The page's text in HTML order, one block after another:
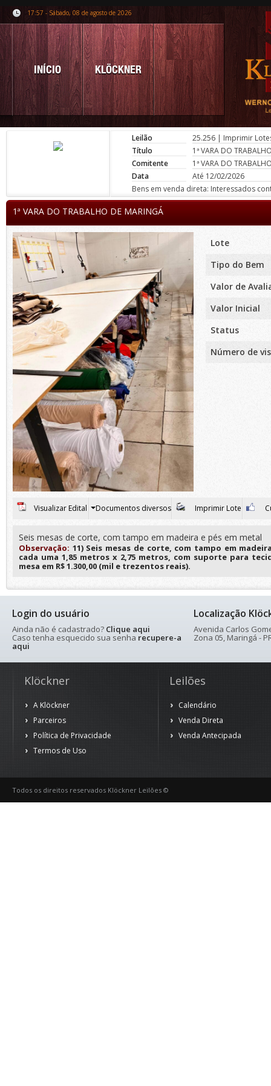
17:57 - Sábado, 08 de agosto de 2026
INÍCIO KLÖCKNER
Leilão 25.256 | Imprimir
Título
1ª VARA DO
Comitente
1ª VARA DO
Data
Até 12/02/2026
Bens em venda direta: Interessados
1ª VARA DO TRABALHO DE MARINGÁ
Lote
Tipo do Bem
Valor de
Valor Inicial
Status
Número de
Visualizar Edital Documentos diversos Imprimir Lote
Seis mesas de corte, com tampo em madeira e pés em metal
Observação: 11) Seis mesas de corte, com tampo em
cada uma 1,85 metros x 2,75 metros, com suporte para
mesa em R$ 1.300,00 (mil e trezentos reais).
Login do usuário
Ainda não é cadastrado? Clique aqui
Caso tenha esquecido sua senha recupere-a
aqui
Localização
Avenida Carlos
Zona 05, Maringá -
Klöckner
A Klöckner
Parceiros
Política de Privacidade
Termos de Uso
Leilões
Calendário
Venda Direta
Venda Antecipada
Todos os direitos reservados Klöckner Leilões ©